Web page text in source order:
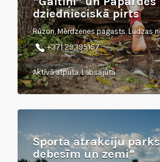
dziednieciskā pirts
Rūzori, Mērdzenes pagasts, Ludzas
+371 29395157
Aktīvā atpūta, Labsajūta
Sporta atrakciju
debesīm un zemi”